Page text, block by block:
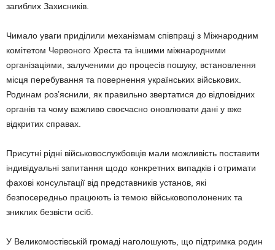
загиблих Захисників.
Чимало уваги приділили механізмам співпраці з Міжнародним
комітетом Червоного Хреста та іншими міжнародними
організаціями, залученими до процесів пошуку, встановлення
місця перебування та повернення українських військових.
Родинам роз’яснили, як правильно звертатися до відповідних
органів та чому важливо своєчасно оновлювати дані у вже
відкритих справах.
Присутні рідні військовослужбовців мали можливість поставити
індивідуальні запитання щодо конкретних випадків і отримати
фахові консультації від представників установ, які
безпосередньо працюють із темою військовополонених та
зниклих безвісти осіб.
У Великомостівській громаді наголошують, що підтримка родин